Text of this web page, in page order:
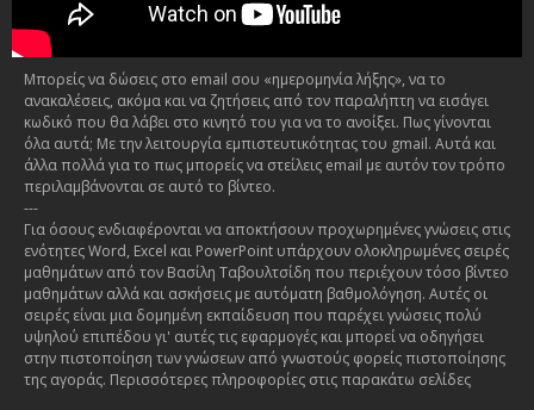
Μπορείς να δώσεις στο email σου «ημερομηνία λήξης», να το
ανακαλέσεις, ακόμα και να ζητήσεις από τον παραλήπτη να εισάγει
κωδικό που θα λάβει στο κινητό του για να το ανοίξει. Πως γίνονται
όλα αυτά; Με την λειτουργία εμπιστευτικότητας του gmail. Αυτά και
άλλα πολλά για το πως μπορείς να στείλεις email με αυτόν τον τρόπο
περιλαμβάνονται σε αυτό το βίντεο.
---
Για όσους ενδιαφέρονται να αποκτήσουν προχωρημένες γνώσεις στις
ενότητες Word, Excel και PowerPoint υπάρχουν ολοκληρωμένες σειρές
μαθημάτων από τον Βασίλη Ταβουλτσίδη που περιέχουν τόσο βίντεο
μαθημάτων αλλά και ασκήσεις με αυτόματη βαθμολόγηση. Αυτές οι
σειρές είναι μια δομημένη εκπαίδευση που παρέχει γνώσεις πολύ
υψηλού επιπέδου γι' αυτές τις εφαρμογές και μπορεί να οδηγήσει
στην πιστοποίηση των γνώσεων από γνωστούς φορείς πιστοποίησης
της αγοράς. Περισσότερες πληροφορίες στις παρακάτω σελίδες